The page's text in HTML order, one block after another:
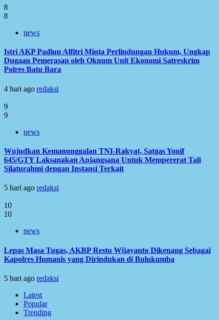
8
8
news
Istri AKP Padlun Alfitri Minta Perlindungan Hukum, Ungkap
Dugaan Pemerasan oleh Oknum Unit Ekonomi Satreskrim
Polres Batu Bara
4 hari ago redaksi
9
9
news
Wujudkan Kemanunggalan TNI-Rakyat, Satgas Yonif
645/GTY Laksanakan Anjangsana Untuk Mempererat Tali
Silaturahmi dengan Instansi Terkait
5 hari ago redaksi
10
10
news
Lepas Masa Tugas, AKBP Restu Wijayanto Dikenang Sebagai
Kapolres Humanis yang Dirindukan di Bulukumba
5 hari ago redaksi
Latest
Popular
Trending